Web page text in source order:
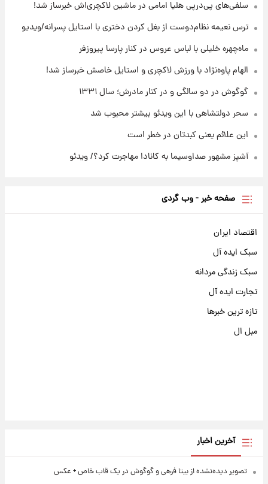
+جدول
۱۵ ساعت پیش
قیمت محصولات ایران‌خودرو و سایپا امروز شنبه
سلفی‌های پی‌درپی هلیا امامی در ماشین لاکچری‌اش خبرساز شد!
ترس نعیمه نظام‌دوست از بغل کردن دختری با استایل پسرانه/ویدیو
ماه‌چهره خلیلی با لباس عروس در کنار پارسا پیروزفر
الهام پاوه‌نژاد با ورزش لاکچری و استایل خاصش خبرساز شد!
گوگوش در دو سالگی و در کنار مادرش؛ سال ۱۳۳۱
سحر دولتشاهی با این ویدئو بیشتر محبوب شد
این علائم یعنی کبدتان در خطر است
آشپز مشهور صداوسیما به کانادا مهاجرت کرد؟/ ویدئو
صفحه خبر - وب گردی
اقتصاد ایران
سبک ایده آل
سبک زندگی مردانه
تجارت ایده آل
تازه ترین خبرها
مبل ال
آخرین اخبار
تصویر دیده‌نشده از بیتا فرهی و گوگوش در یک قاب خاص + عکس